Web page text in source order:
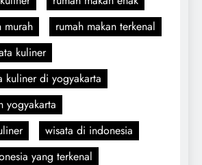
murah
rumah makan terkenal
kuliner
kuliner di yogyakarta
yogyakarta
wisata di indonesia
yang terkenal